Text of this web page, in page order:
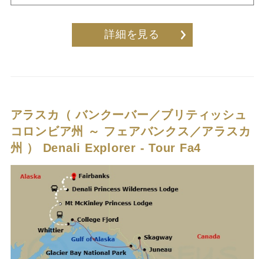
詳細を見る
アラスカ（ バンクーバー／ブリティッシュ
コロンビア州 ～ フェアバンクス／アラスカ
州 ） Denali Explorer - Tour Fa4